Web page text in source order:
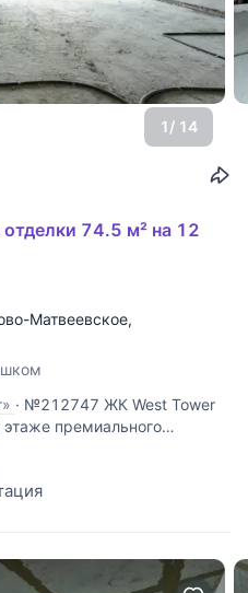
1/ 14
74.5 м² на 12
Матвеевское,
· №212747 ЖК West Tower
премиального
идеально подходит для
в аренду с высокой
высокий 12 этаж